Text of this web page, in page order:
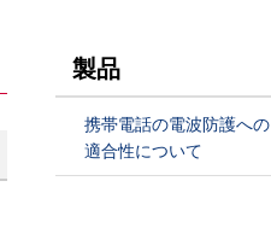
製品
携帯電話の電波防護への
適合性について